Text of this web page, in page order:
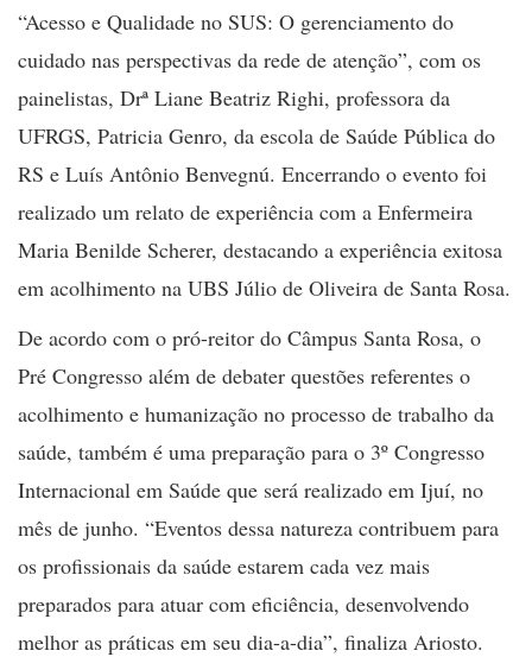
“Acesso e Qualidade no SUS: O gerenciamento do
cuidado nas perspectivas da rede de atenção”, com os
painelistas, Drª Liane Beatriz Righi, professora da
UFRGS, Patricia Genro, da escola de Saúde Pública do
RS e Luís Antônio Benvegnú. Encerrando o evento foi
realizado um relato de experiência com a Enfermeira
Maria Benilde Scherer, destacando a experiência exitosa
em acolhimento na UBS Júlio de Oliveira de Santa Rosa.
De acordo com o pró-reitor do Câmpus Santa Rosa, o
Pré Congresso além de debater questões referentes o
acolhimento e humanização no processo de trabalho da
saúde, também é uma preparação para o 3º Congresso
Internacional em Saúde que será realizado em Ijuí, no
mês de junho. “Eventos dessa natureza contribuem para
os profissionais da saúde estarem cada vez mais
preparados para atuar com eficiência, desenvolvendo
melhor as práticas em seu dia-a-dia”, finaliza Ariosto.